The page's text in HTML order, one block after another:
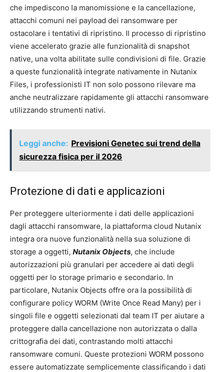
che impediscono la manomissione e la cancellazione,
attacchi comuni nei payload dei ransomware per
ostacolare i tentativi di ripristino. Il processo di ripristino
viene accelerato grazie alle funzionalità di snapshot
native, una volta abilitate sulle condivisioni di file. Grazie
a queste funzionalità integrate nativamente in Nutanix
Files, i professionisti IT non solo possono rilevare ma
anche neutralizzare rapidamente gli attacchi ransomware
utilizzando strumenti nativi.
Leggi anche: Previsioni Genetec sui trend della
sicurezza fisica per il 2026
Protezione di dati e applicazioni
Per proteggere ulteriormente i dati delle applicazioni
dagli attacchi ransomware, la piattaforma cloud Nutanix
integra ora nuove funzionalità nella sua soluzione di
storage a oggetti, Nutanix Objects, che include
autorizzazioni più granulari per accedere ai dati degli
oggetti per lo storage primario e secondario. In
particolare, Nutanix Objects offre ora la possibilità di
configurare policy WORM (Write Once Read Many) per i
singoli file e oggetti selezionati dal team IT per aiutare a
proteggere dalla cancellazione non autorizzata o dalla
crittografia dei dati, contrastando molti attacchi
ransomware comuni. Queste protezioni WORM possono
essere automatizzate semplicemente classificando i dati